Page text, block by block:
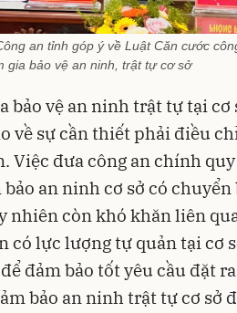
an tỉnh góp ý về Luật Căn cước
gia bảo vệ an ninh, trật tự cơ sở
bảo vệ an ninh trật tự tại cơ
về sự cần thiết phải điều
đưa công an chính quy
an ninh cơ sở có
nhiên còn khó khăn liên
có lực lượng tự quản tại cơ
đảm bảo tốt yêu cầu đặt
bảo an ninh trật tự cơ sở